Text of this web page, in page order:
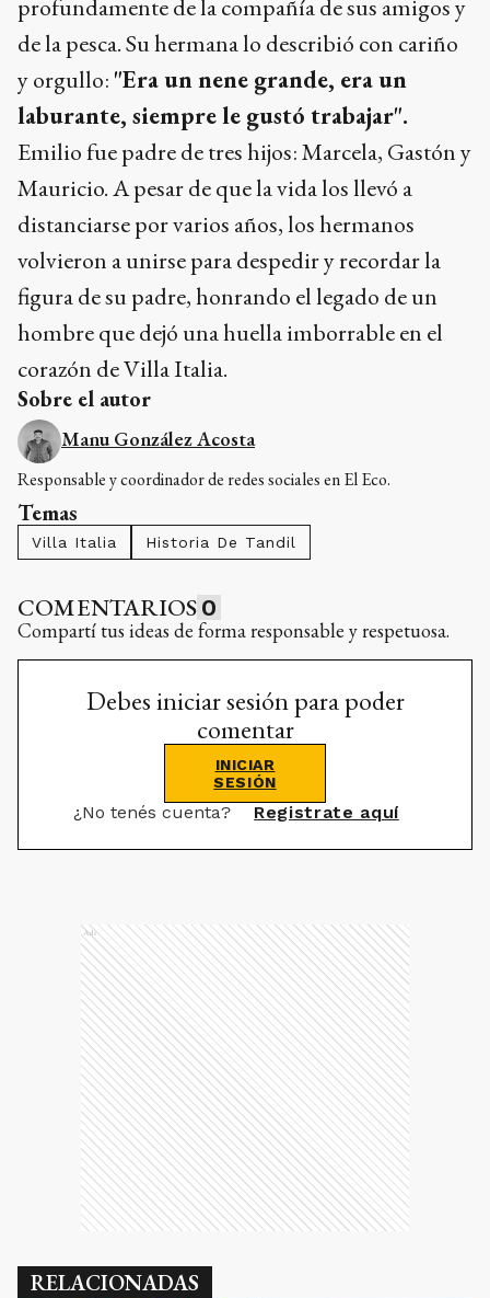
profundamente de la compañía de sus amigos y
de la pesca. Su hermana lo describió con cariño
y orgullo: "Era un nene grande, era un
laburante, siempre le gustó trabajar".
Emilio fue padre de tres hijos: Marcela, Gastón y
Mauricio. A pesar de que la vida los llevó a
distanciarse por varios años, los hermanos
volvieron a unirse para despedir y recordar la
figura de su padre, honrando el legado de un
hombre que dejó una huella imborrable en el
corazón de Villa Italia.
Sobre el autor
Manu González Acosta
Responsable y coordinador de redes sociales en El Eco.
Temas
Villa Italia Historia De Tandil
COMENTARIOS 0
Compartí tus ideas de forma responsable y respetuosa.
Debes iniciar sesión para poder
comentar
INICIAR
SESIÓN
¿No tenés cuenta? Registrate aquí
Ads
RELACIONADAS